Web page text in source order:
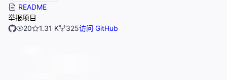
README
举报项目
20
1.31 K 325访问 GitHub